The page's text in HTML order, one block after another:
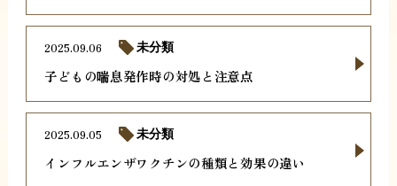
子どもの喘息発作時の対処と注意点
2025.09.06 未分類
インフルエンザワクチンの種類と効果の違い
2025.09.05 未分類